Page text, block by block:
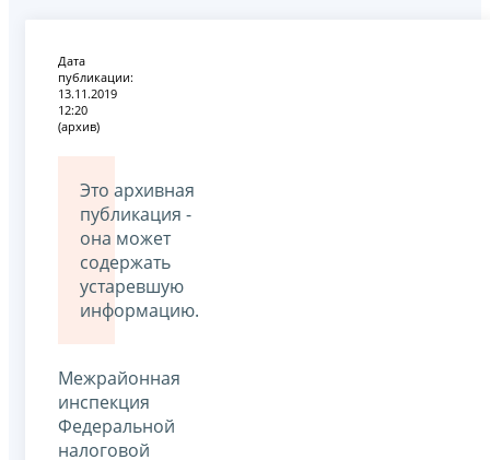
Дата
публикации:
13.11.2019
12:20
(архив)
Это архивная
публикация -
она может
содержать
устаревшую
информацию.
Межрайонная
инспекция
Федеральной
налоговой